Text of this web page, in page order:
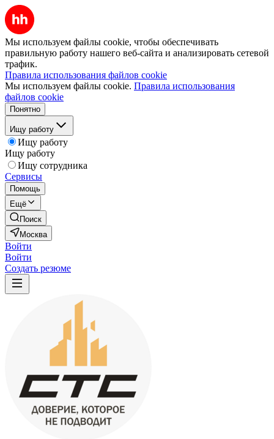
Мы используем файлы cookie, чтобы обеспечивать
правильную работу нашего веб-сайта и анализировать сетевой
трафик.
Правила использования файлов cookie
Мы используем файлы cookie. Правила использования
файлов cookie
Понятно
Ищу работу
Ищу работу
Ищу работу
Ищу сотрудника
Сервисы
Помощь
Ещё
Поиск
Москва
Войти
Войти
Создать резюме